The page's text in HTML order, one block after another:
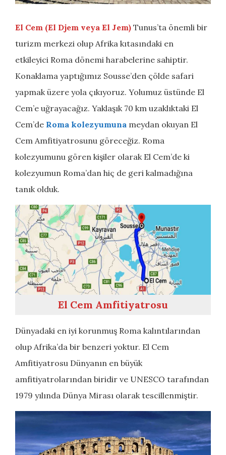
El Cem (El Djem veya El Jem) Tunus’ta önemli bir
turizm merkezi olup Afrika kıtasındaki en
etkileyici Roma dönemi harabelerine sahiptir.
Konaklama yaptığımız Sousse’den çölde safari
yapmak üzere yola çıkıyoruz. Yolumuz üstünde El
Cem’e uğrayacağız. Yaklaşık 70 km uzaklıktaki El
Cem’de Roma kolezyumuna meydan okuyan El
Cem Amfitiyatrosunu göreceğiz. Roma
kolezyumunu gören kişiler olarak El Cem’de ki
kolezyumun Roma’dan hiç de geri kalmadığına
tanık olduk.
El Cem Amfitiyatrosu
Dünyadaki en iyi korunmuş Roma kalıntılarından
olup Afrika’da bir benzeri yoktur. El Cem
Amfitiyatrosu Dünyanın en büyük
amfitiyatrolarından biridir ve UNESCO tarafından
1979 yılında Dünya Mirası olarak tescillenmiştir.